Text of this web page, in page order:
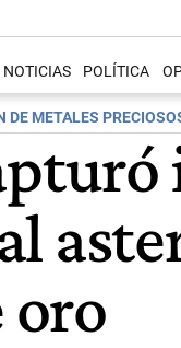
NOTICIAS POLÍTICA
DE METALES
oro